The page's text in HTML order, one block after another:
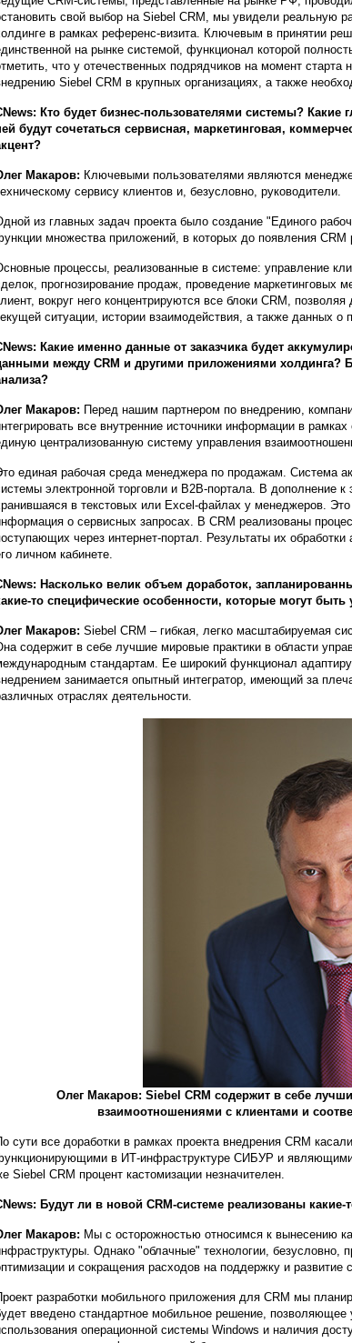
свой выбор на Siebel CRM, мы увидели реальную
в рамках референс-визита. Ключевым в принятии
на рынке системой, функционал которой
что у отечественных подрядчиков на момент
Siebel CRM в крупных организациях, а также
Кто будет бизнес-пользователями системы?
будут сочетаться сервисная, маркетинговая,
Макаров: Ключевыми пользователями являются
сервису клиентов и, безусловно, руководители.
из главных задач проекта было создание "Единого
множества приложений, в которых до появления CRM
процессы, реализованные в системе: управление
прогнозирование продаж, проведение маркетинговых
вокруг него концентрируются все блоки CRM,
ситуации, истории взаимодействия, а также данных о
Какие именно данные от заказчика будет
между CRM и другими приложениями холдинга?
Макаров: Перед нашим партнером по внедрению,
все внутренние источники информации в
централизованную систему управления
единая рабочая среда менеджера по продажам. Система
электронной торговли и В2В-портала. В дополнение
в текстовых или Excel-файлах у менеджеров.
о сервисных запросах. В CRM реализованы
через интернет-портал. Результаты их
личном кабинете.
Насколько велик объем доработок,
то специфические особенности, которые могут
Макаров: Siebel CRM – гибкая, легко масштабируемая
содержит в себе лучшие мировые практики в области
стандартам. Ее широкий функционал
занимается опытный интегратор, имеющий за
отраслях деятельности.
Олег Макаров: Siebel CRM содержит в себе
взаимоотношениями с клиентами и
сути все доработки в рамках проекта внедрения CRM
в ИТ-инфраструктуре СИБУР и
Siebel CRM процент кастомизации незначителен.
Будут ли в новой CRM-системе реализованы
Макаров: Мы с осторожностью относимся к вынесению
Однако "облачные" технологии, безусловно,
и сокращения расходов на поддержку и развитие
разработки мобильного приложения для CRM мы
введено стандартное мобильное решение, позволяющее
операционной системы Windows и наличия